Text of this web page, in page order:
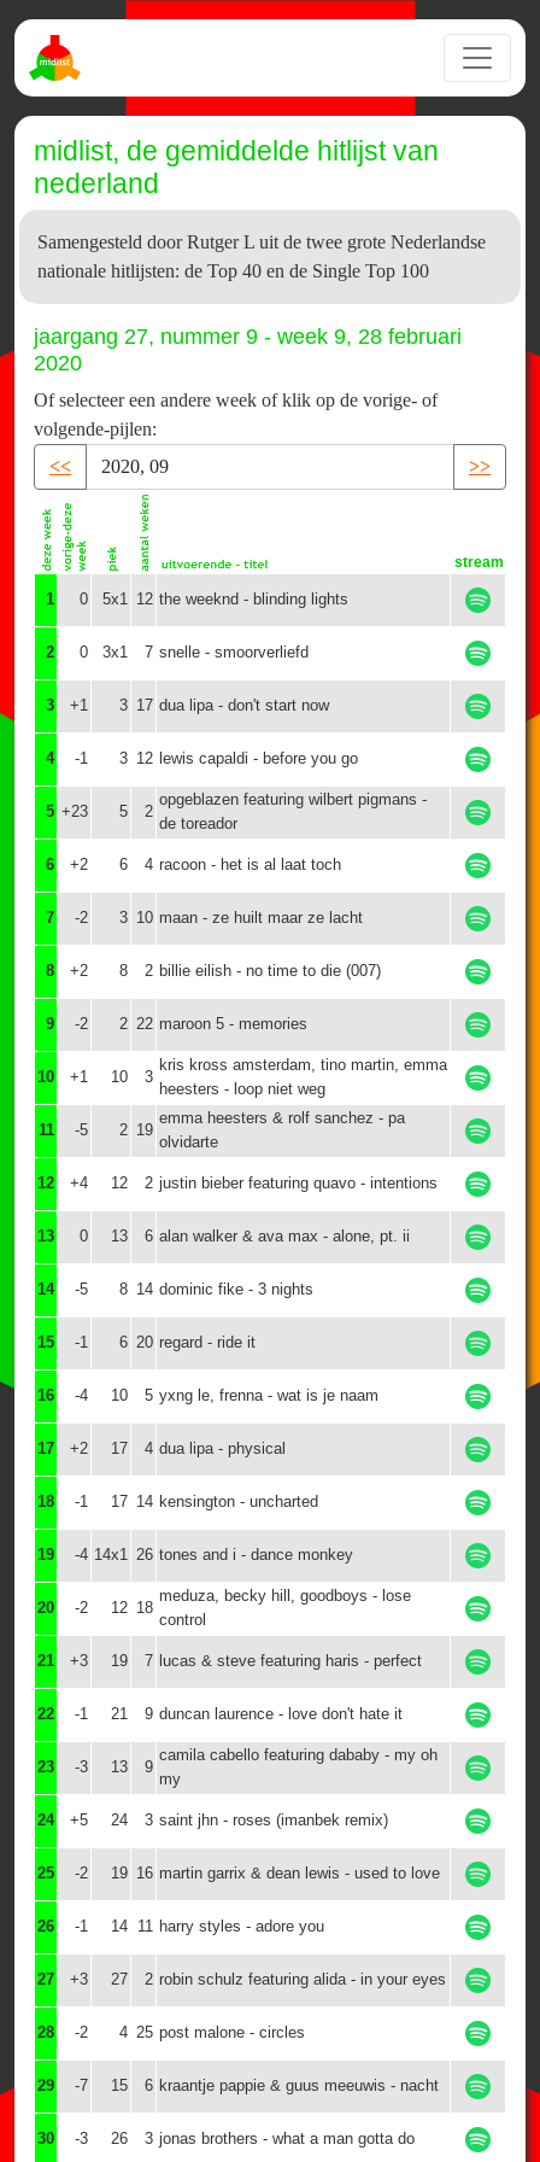
midlist, de gemiddelde hitlijst van
nederland
Samengesteld door Rutger L uit de twee grote Nederlandse
nationale hitlijsten: de Top 40 en de Single Top 100
jaargang 27, nummer 9 - week 9, 28 februari
2020
Of selecteer een andere week of klik op de vorige- of
volgende-pijlen:
<<
>>
stream
1 0 5x1 12 the weeknd - blinding lights
2 0 3x1 7 snelle - smoorverliefd
3 +1 3 17 dua lipa - don't start now
4 -1 3 12 lewis capaldi - before you go
5 +23 5 2
opgeblazen featuring wilbert pigmans -
de toreador
6 +2 6 4 racoon - het is al laat toch
7 -2 3 10 maan - ze huilt maar ze lacht
8 +2 8 2 billie eilish - no time to die (007)
9 -2 2 22 maroon 5 - memories
10 +1 10 3
kris kross amsterdam, tino martin, emma
heesters - loop niet weg
11 -5 2 19
emma heesters & rolf sanchez - pa
olvidarte
12 +4 12 2 justin bieber featuring quavo - intentions
13 0 13 6 alan walker & ava max - alone, pt. ii
14 -5 8 14 dominic fike - 3 nights
15 -1 6 20 regard - ride it
16 -4 10 5 yxng le, frenna - wat is je naam
17 +2 17 4 dua lipa - physical
18 -1 17 14 kensington - uncharted
19 -4 14x1 26 tones and i - dance monkey
20 -2 12 18
meduza, becky hill, goodboys - lose
control
21 +3 19 7 lucas & steve featuring haris - perfect
22 -1 21 9 duncan laurence - love don't hate it
23 -3 13 9
camila cabello featuring dababy - my oh
my
24 +5 24 3 saint jhn - roses (imanbek remix)
25 -2 19 16 martin garrix & dean lewis - used to love
26 -1 14 11 harry styles - adore you
27 +3 27 2 robin schulz featuring alida - in your eyes
28 -2 4 25 post malone - circles
29 -7 15 6 kraantje pappie & guus meeuwis - nacht
30 -3 26 3 jonas brothers - what a man gotta do